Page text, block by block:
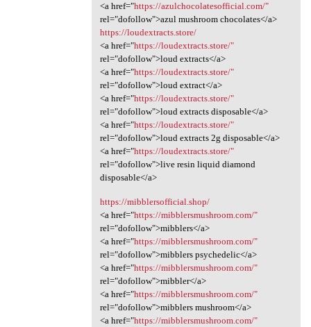
<a href="https://azulchocolatesofficial.com/"
rel="dofollow">azul mushroom chocolates</a>
https://loudextracts.store/
<a href="https://loudextracts.store/"
rel="dofollow">loud extracts</a>
<a href="https://loudextracts.store/"
rel="dofollow">loud extract</a>
<a href="https://loudextracts.store/"
rel="dofollow">loud extracts disposable</a>
<a href="https://loudextracts.store/"
rel="dofollow">loud extracts 2g disposable</a>
<a href="https://loudextracts.store/"
rel="dofollow">live resin liquid diamond
disposable</a>
https://mibblersofficial.shop/
<a href="https://mibblersmushroom.com/"
rel="dofollow">mibblers</a>
<a href="https://mibblersmushroom.com/"
rel="dofollow">mibblers psychedelic</a>
<a href="https://mibblersmushroom.com/"
rel="dofollow">mibbler</a>
<a href="https://mibblersmushroom.com/"
rel="dofollow">mibblers mushroom</a>
<a href="https://mibblersmushroom.com/"